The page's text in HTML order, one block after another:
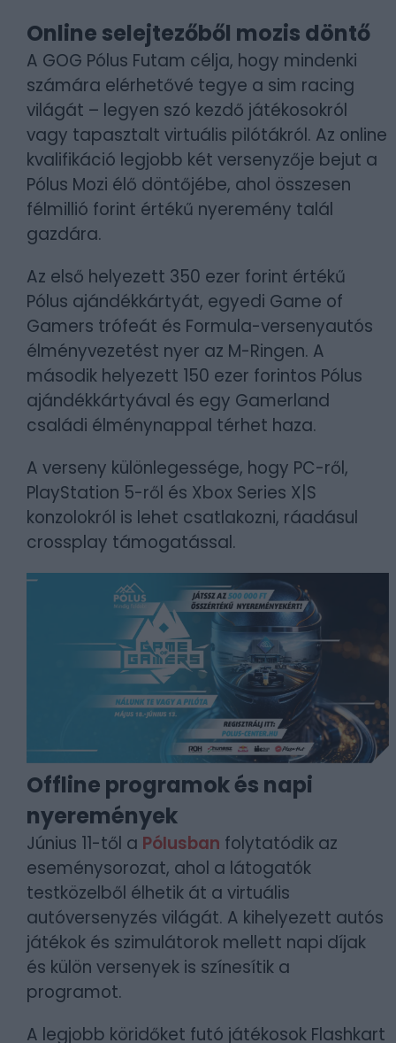
Online selejtezőből mozis döntő
A GOG Pólus Futam célja, hogy mindenki
számára elérhetővé tegye a sim racing
világát – legyen szó kezdő játékosokról
vagy tapasztalt virtuális pilótákról. Az online
kvalifikáció legjobb két versenyzője bejut a
Pólus Mozi élő döntőjébe, ahol összesen
félmillió forint értékű nyeremény talál
gazdára.
Az első helyezett 350 ezer forint értékű
Pólus ajándékkártyát, egyedi Game of
Gamers trófeát és Formula-versenyautós
élményvezetést nyer az M-Ringen. A
második helyezett 150 ezer forintos Pólus
ajándékkártyával és egy Gamerland
családi élménynappal térhet haza.
A verseny különlegessége, hogy PC-ről,
PlayStation 5-ről és Xbox Series X|S
konzolokról is lehet csatlakozni, ráadásul
crossplay támogatással.
Offline programok és napi
nyeremények
Június 11-től a Pólusban folytatódik az
eseménysorozat, ahol a látogatók
testközelből élhetik át a virtuális
autóversenyzés világát. A kihelyezett autós
játékok és szimulátorok mellett napi díjak
és külön versenyek is színesítik a
programot.
A legjobb köridőket futó játékosok Flashkart